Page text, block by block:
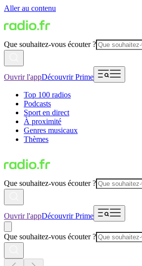
Aller au contenu
Que souhaitez-vous écouter ?
Ouvrir l'appDécouvrir Prime
Top 100 radios
Podcasts
Sport en direct
À proximité
Genres musicaux
Thèmes
Que souhaitez-vous écouter ?
Ouvrir l'appDécouvrir Prime
Que souhaitez-vous écouter ?